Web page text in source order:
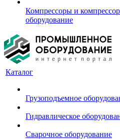
Компрессоры и
оборудование
Каталог
Грузоподъемное
Гидравлическое
Сварочное оборудование